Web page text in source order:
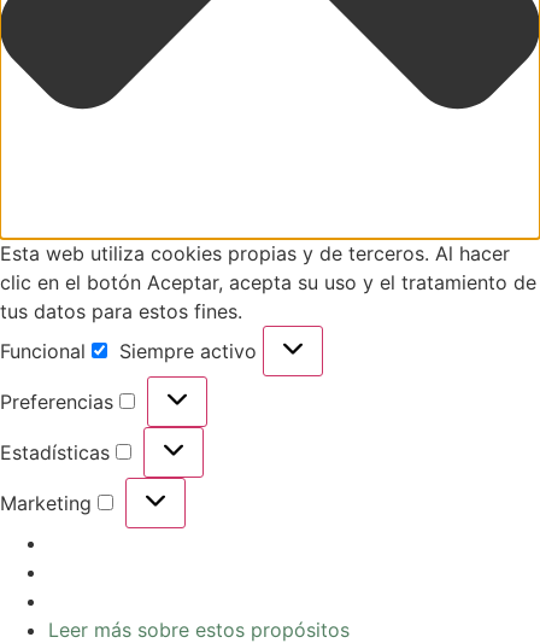
Esta web utiliza cookies propias y de terceros. Al hacer
clic en el botón Aceptar, acepta su uso y el tratamiento de
tus datos para estos fines.
Funcional
Siempre activo
Preferencias
Estadísticas
Marketing
Leer más sobre estos propósitos